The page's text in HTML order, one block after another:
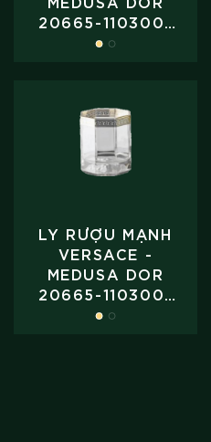
20665-110300-
40800
LY RƯỢU MẠNH
VERSACE -
MEDUSA DOR
20665-110300-
48870